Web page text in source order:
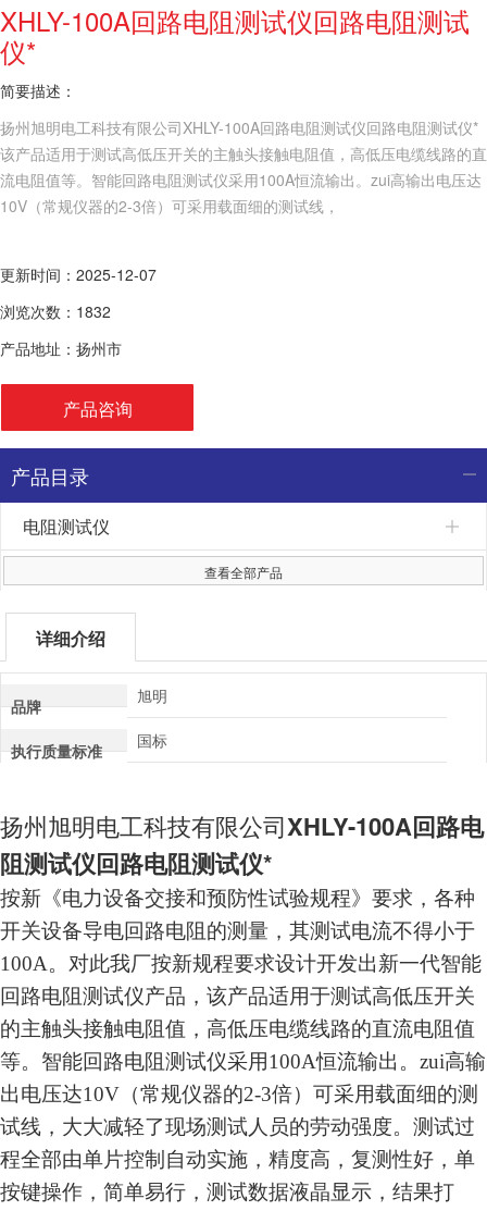
XHLY-100A回路电阻测试仪回路电阻测试
仪*
简要描述：
扬州旭明电工科技有限公司XHLY-100A回路电阻测试仪回路电阻测试仪*
该产品适用于测试高低压开关的主触头接触电阻值，高低压电缆线路的直
流电阻值等。智能回路电阻测试仪采用100A恒流输出。zui高输出电压达
10V（常规仪器的2-3倍）可采用载面细的测试线，
更新时间：2025-12-07
浏览次数：1832
产品地址：扬州市
产品咨询
产品目录
电阻测试仪
查看全部产品
详细介绍
品牌 旭明
执行质量标准 国标
扬州旭明电工科技有限公司XHLY-100A回路电
阻测试仪回路电阻测试仪*
按新《电力设备交接和预防性试验规程》要求，各种
开关设备导电回路电阻的测量，其测试电流不得小于
100A。对此我厂按新规程要求设计开发出新一代智能
回路电阻测试仪产品，该产品适用于测试高低压开关
的主触头接触电阻值，高低压电缆线路的直流电阻值
等。智能回路电阻测试仪采用100A恒流输出。zui高输
出电压达10V（常规仪器的2-3倍）可采用载面细的测
试线，大大减轻了现场测试人员的劳动强度。测试过
程全部由单片控制自动实施，精度高，复测性好，单
按键操作，简单易行，测试数据液晶显示，结果打